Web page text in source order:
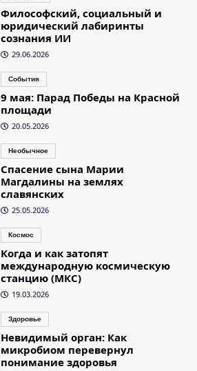
Философский, социальный и
юридический лабиринты
сознания ИИ
29.06.2026
События
9 мая: Парад Победы на Красной
площади
20.05.2026
Необычное
Спасение сына Марии
Магдалины на землях
славянских
25.05.2026
Космос
Когда и как затопят
международную космическую
станцию (МКС)
19.03.2026
Здоровье
Невидимый орган: Как
микробиом перевернул
понимание здоровья